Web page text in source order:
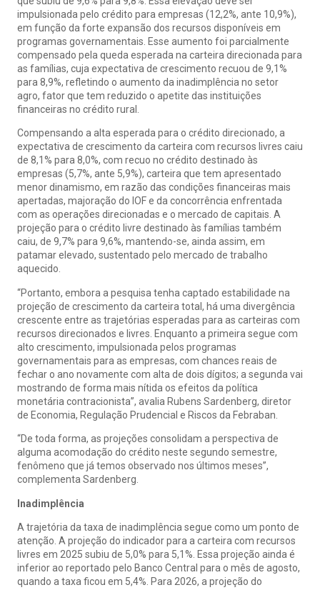
impulsionada pelo crédito para empresas (12,2%, ante 10,9%),
em função da forte expansão dos recursos disponíveis em
programas governamentais. Esse aumento foi parcialmente
compensado pela queda esperada na carteira direcionada para
as famílias, cuja expectativa de crescimento recuou de 9,1%
para 8,9%, refletindo o aumento da inadimplência no setor
agro, fator que tem reduzido o apetite das instituições
financeiras no crédito rural.
Compensando a alta esperada para o crédito direcionado, a
expectativa de crescimento da carteira com recursos livres caiu
de 8,1% para 8,0%, com recuo no crédito destinado às
empresas (5,7%, ante 5,9%), carteira que tem apresentado
menor dinamismo, em razão das condições financeiras mais
apertadas, majoração do IOF e da concorrência enfrentada
com as operações direcionadas e o mercado de capitais. A
projeção para o crédito livre destinado às famílias também
caiu, de 9,7% para 9,6%, mantendo-se, ainda assim, em
patamar elevado, sustentado pelo mercado de trabalho
aquecido.
“Portanto, embora a pesquisa tenha captado estabilidade na
projeção de crescimento da carteira total, há uma divergência
crescente entre as trajetórias esperadas para as carteiras com
recursos direcionados e livres. Enquanto a primeira segue com
alto crescimento, impulsionada pelos programas
governamentais para as empresas, com chances reais de
fechar o ano novamente com alta de dois dígitos; a segunda vai
mostrando de forma mais nítida os efeitos da política
monetária contracionista”, avalia Rubens Sardenberg, diretor
de Economia, Regulação Prudencial e Riscos da Febraban.
“De toda forma, as projeções consolidam a perspectiva de
alguma acomodação do crédito neste segundo semestre,
fenômeno que já temos observado nos últimos meses”,
complementa Sardenberg.
Inadimplência
A trajetória da taxa de inadimplência segue como um ponto de
atenção. A projeção do indicador para a carteira com recursos
livres em 2025 subiu de 5,0% para 5,1%. Essa projeção ainda é
inferior ao reportado pelo Banco Central para o mês de agosto,
quando a taxa ficou em 5,4%. Para 2026, a projeção do